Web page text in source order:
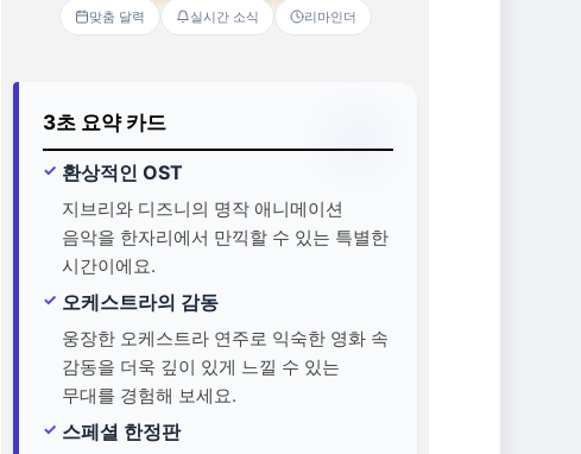
맞춤 달력 실시간 소식 리마인더
3초 요약 카드
환상적인 OST
지브리와 디즈니의 명작 애니메이션
음악을 한자리에서 만끽할 수 있는 특별한
시간이에요.
오케스트라의 감동
웅장한 오케스트라 연주로 익숙한 영화 속
감동을 더욱 깊이 있게 느낄 수 있는
무대를 경험해 보세요.
스페셜 한정판